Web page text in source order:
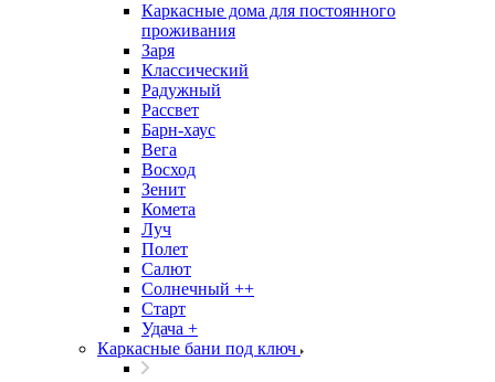
Каркасные дома для постоянного
проживания
Заря
Классический
Радужный
Рассвет
Барн-хаус
Вега
Восход
Зенит
Комета
Луч
Полет
Салют
Солнечный ++
Старт
Удача +
Каркасные бани под ключ